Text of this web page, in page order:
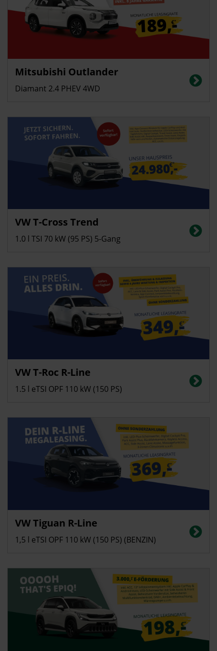
Energieverbrauch (gewichtet kombiniert) 2,7 l/100 km; Stromverbrauch 16
kWh/100 km; CO2-Emissionen (gewichtet kombiniert): 60 g/km; CO2-
Klasse: B
Mitsubishi Outlander
Diamant 2.4 PHEV 4WD
Energieverbrauch in l/100 km (kombiniert): 5,5, CO2-Emissionen
(kombiniert): 125 g/km; CO2-Klasse: D
VW T-Cross Trend
1.0 l TSI 70 kW (95 PS) 5-Gang
Energieverbrauch in l/100 km (kombiniert): 5,6, CO2-Emissionen
(kombiniert): 128 g/km; CO2-Klasse: D
VW T-Roc R-Line
1.5 l eTSI OPF 110 kW (150 PS)
Energieverbrauch in l/100 km (kombiniert): 6,2 | CO2-Emissionen
(kombiniert): 142 g/km | CO2-Klasse: E
VW Tiguan R-Line
1,5 l eTSI OPF 110 kW (150 PS) (BENZIN)